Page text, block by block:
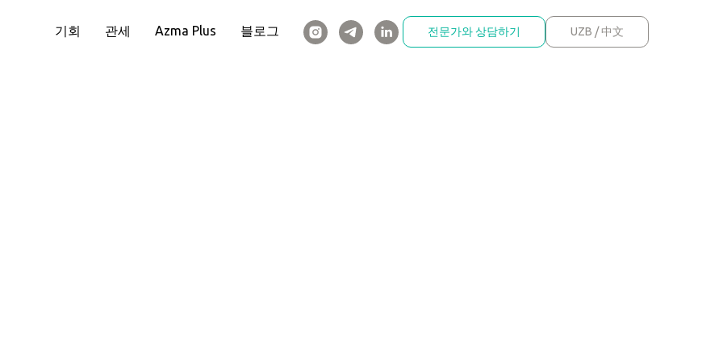
기회 관세 Azma Plus 블로그 전문가와 상담하기 UZB / 中文